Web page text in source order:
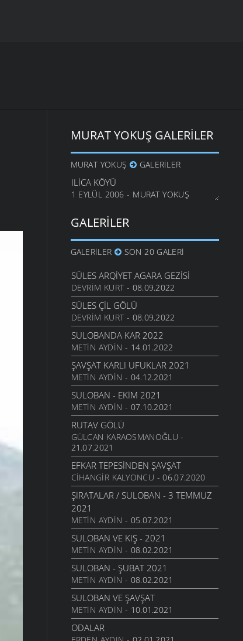
MURAT YOKUŞ GALERILER
MURAT YOKUŞ GALERILER
ILICA KÖYÜ
1 EYLÜL 2006 - MURAT YOKUŞ
GALERILER
GALERILER SON 20 GALERI
SÜLES ARQIYET AGARA GEZISI
DEVRIM KURT- 08.09.2022
SÜLES ÇIL GÖLÜ
DEVRIM KURT- 08.09.2022
SULOBANDA KAR 2022
METIN AYDIN - 14.01.2022
ŞAVŞAT KARLI UFUKLAR 2021
METIN AYDIN - 04.12.2021
SULOBAN - EKIM 2021
METIN AYDIN - 07.10.2021
RUTAV GÖLÜ
GÜLCAN KARAOSMANOĞLU -
21.07.2021
EFKAR TEPESINDEN ŞAVŞAT
CIHANGIR KALYONCU - 06.07.2020
ŞIRATALAR / SULOBAN - 3 TEMMUZ
2021
METIN AYDIN - 05.07.2021
SULOBAN VE KIŞ - 2021
METIN AYDIN - 08.02.2021
SULOBAN - ŞUBAT 2021
METIN AYDIN - 08.02.2021
SULOBAN VE ŞAVŞAT
METIN AYDIN - 10.01.2021
ODALAR